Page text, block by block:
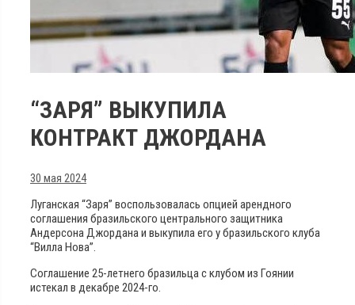
“ЗАРЯ” ВЫКУПИЛА
КОНТРАКТ ДЖОРДАНА
30 мая 2024
Луганская “Заря” воспользовалась опцией арендного
соглашения бразильского центрального защитника
Андерсона Джордана и выкупила его у бразильского клуба
“Вилла Нова”.
Соглашение 25-летнего бразильца с клубом из Гоянии
истекал в декабре 2024-го.